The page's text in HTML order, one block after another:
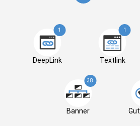
1
DeepLink
1
Textlink
38
Banner